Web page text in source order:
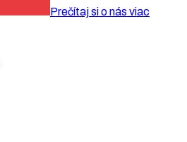
Prečítaj si o nás viac